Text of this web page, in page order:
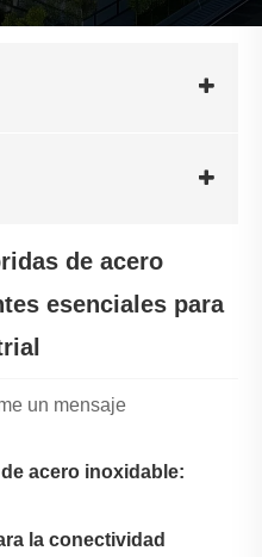
de acero
esenciales para
un mensaje
acero inoxidable:
la conectividad